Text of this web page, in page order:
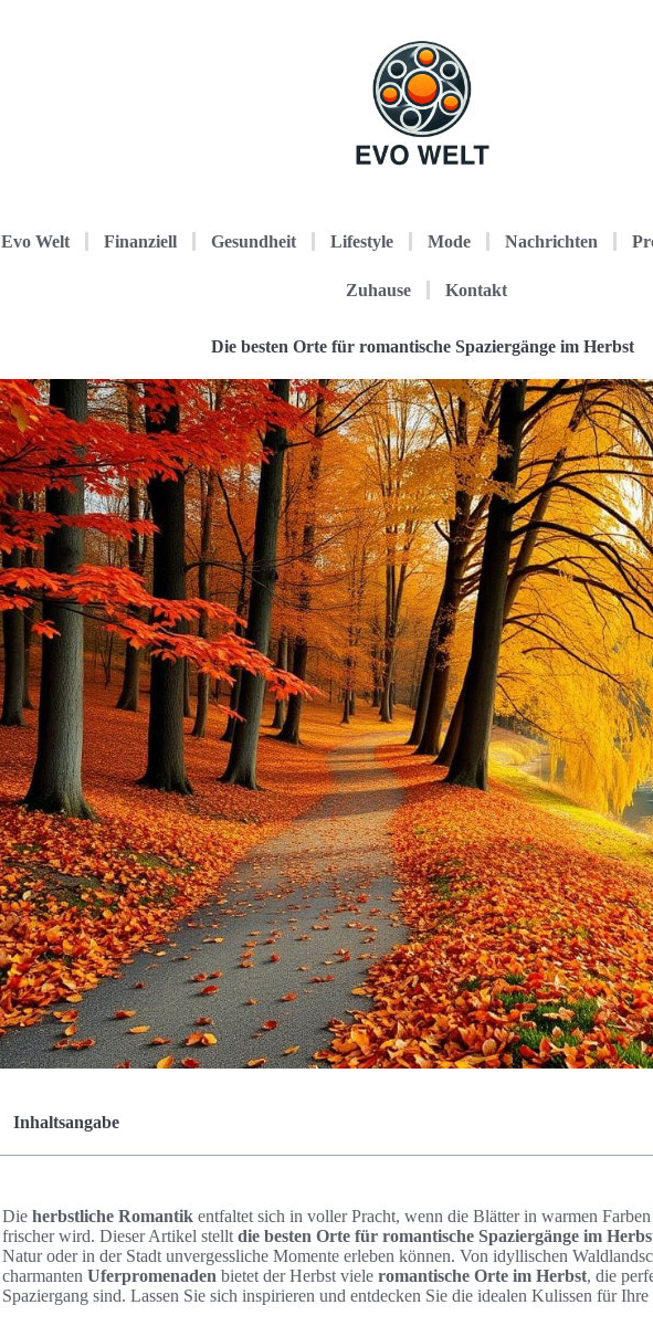
Evo Welt Finanziell Gesundheit Lifestyle Mode Nachrichten
Zuhause Kontakt
Die besten Orte für romantische Spaziergänge im Herbst
Inhaltsangabe
Die herbstliche Romantik entfaltet sich in voller Pracht, wenn die Blätter in warmen
frischer wird. Dieser Artikel stellt die besten Orte für romantische Spaziergänge im
Natur oder in der Stadt unvergessliche Momente erleben können. Von idyllischen
charmanten Uferpromenaden bietet der Herbst viele romantische Orte im Herbst, die
Spaziergang sind. Lassen Sie sich inspirieren und entdecken Sie die idealen Kulissen für